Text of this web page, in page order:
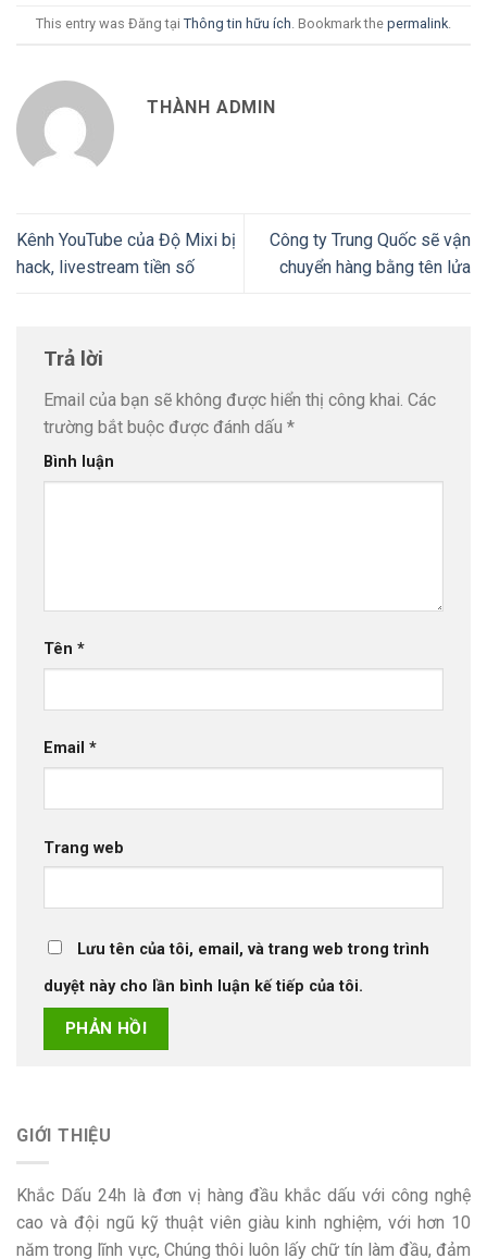
This entry was Đăng tại Thông tin hữu ích. Bookmark the permalink.
THÀNH ADMIN
Kênh YouTube của Độ Mixi bị
hack, livestream tiền số
Công ty Trung Quốc sẽ vận
chuyển hàng bằng tên lửa
Trả lời
Email của bạn sẽ không được hiển thị công khai. Các
trường bắt buộc được đánh dấu *
Bình luận
Tên *
Email *
Trang web
Lưu tên của tôi, email, và trang web trong trình
duyệt này cho lần bình luận kế tiếp của tôi.
GIỚI THIỆU
Khắc Dấu 24h là đơn vị hàng đầu khắc dấu với công nghệ
cao và đội ngũ kỹ thuật viên giàu kinh nghiệm, với hơn 10
năm trong lĩnh vực, Chúng thôi luôn lấy chữ tín làm đầu, đảm